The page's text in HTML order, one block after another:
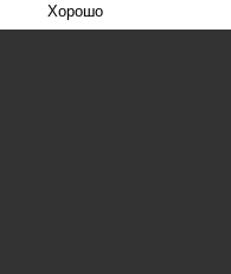
Хорошо